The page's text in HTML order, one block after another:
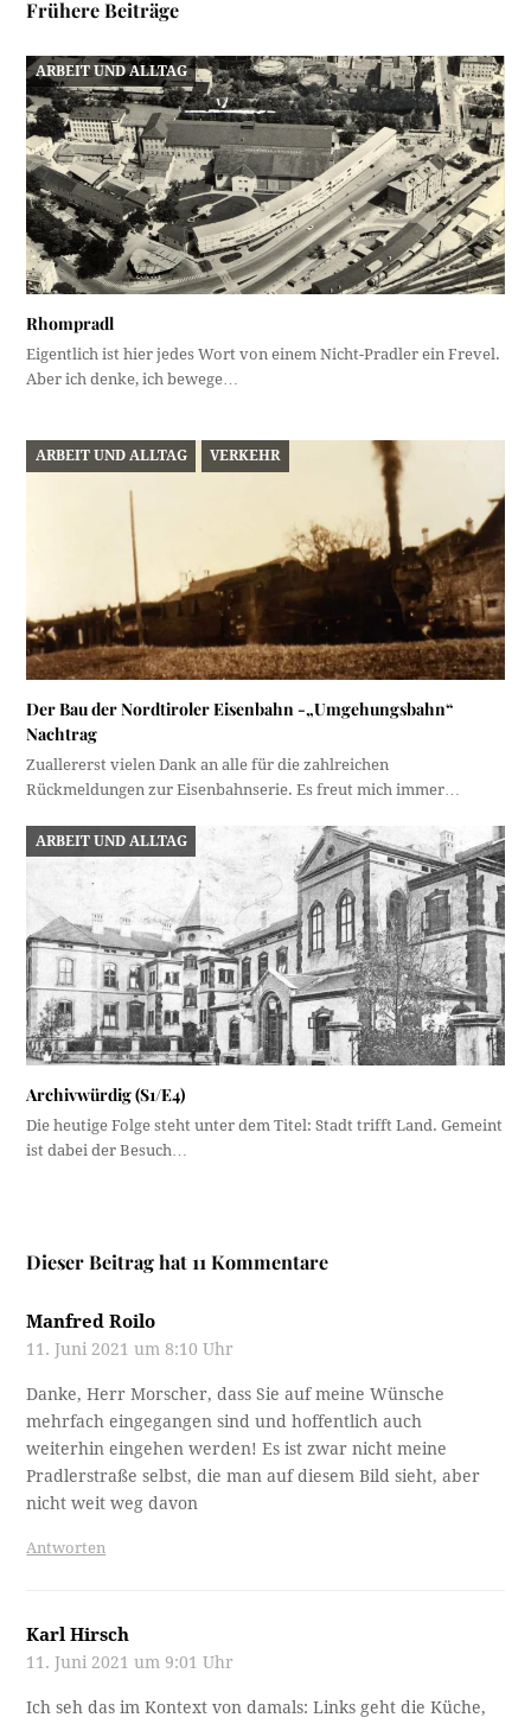
Frühere Beiträge
ARBEIT UND ALLTAG
Rhompradl
Eigentlich ist hier jedes Wort von einem Nicht-Pradler ein Frevel.
Aber ich denke, ich bewege…
ARBEIT UND ALLTAG VERKEHR
Der Bau der Nordtiroler Eisenbahn -„Umgehungsbahn“
Nachtrag
Zuallererst vielen Dank an alle für die zahlreichen
Rückmeldungen zur Eisenbahnserie. Es freut mich immer…
ARBEIT UND ALLTAG
Archivwürdig (S1/E4)
Die heutige Folge steht unter dem Titel: Stadt trifft Land. Gemeint
ist dabei der Besuch…
Dieser Beitrag hat 11 Kommentare
Manfred Roilo
11. Juni 2021 um 8:10 Uhr
Danke, Herr Morscher, dass Sie auf meine Wünsche
mehrfach eingegangen sind und hoffentlich auch
weiterhin eingehen werden! Es ist zwar nicht meine
Pradlerstraße selbst, die man auf diesem Bild sieht, aber
nicht weit weg davon
Antworten
Karl Hirsch
11. Juni 2021 um 9:01 Uhr
Ich seh das im Kontext von damals: Links geht die Küche,